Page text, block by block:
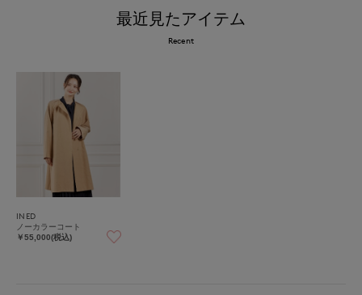
最近見たアイテム
Recent
INED
ノーカラーコート
￥55,000(税込)